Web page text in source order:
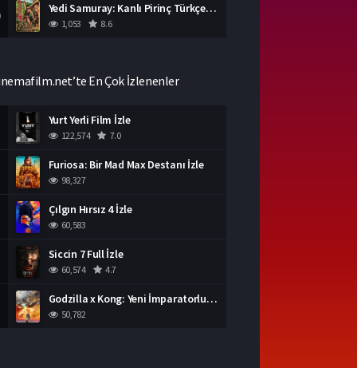
Yedi Samuray: Kanlı Pirinç Türkçe Dublaj İzle
1,053 8.6
En Çok İzlenenler
Yurt Yerli Film İzle
122,574 7.0
Furiosa: Bir Mad Max Destanı İzle
98,327
Çılgın Hırsız 4 İzle
60,583
Siccin 7 Full İzle
60,574 4.7
Godzilla x Kong: Yeni İmparatorluk İzle
50,782